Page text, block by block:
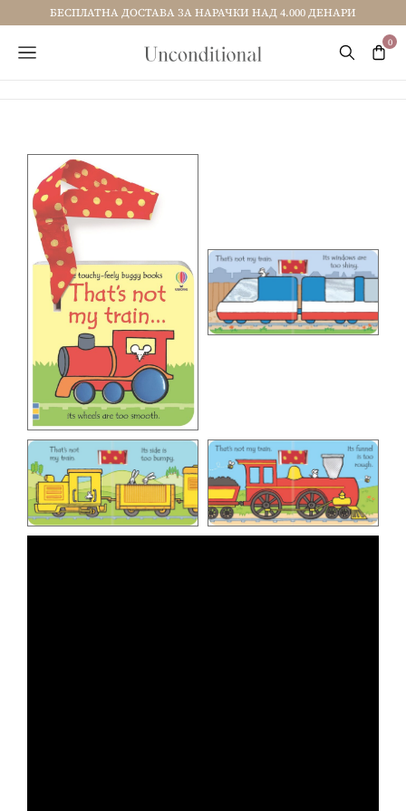
БЕСПЛАТНА ДОСТАВА ЗА НАРАЧКИ НАД 4.000 ДЕНАРИ